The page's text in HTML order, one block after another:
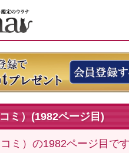
ミ）(1982ページ目)
ミ）の1982ページ目です